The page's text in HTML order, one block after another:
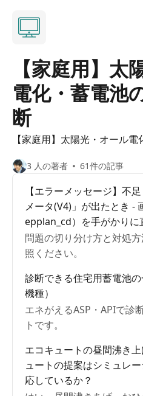
【家庭用】太
電化・蓄電池
断
【家庭用】太陽光・オール
3 人の著者 61件の記事
【エラーメッセージ】不
メータ(V4)」が出たとき -
epplan_cd）を手がかりに
問題の切り分け方と対処
照ください。
診断できる住宅用蓄電池
機種）
エネがえるASP・APIで診
トです。
エコキュートの昼間沸き
ュートの提案はシミュレ
応しているか？